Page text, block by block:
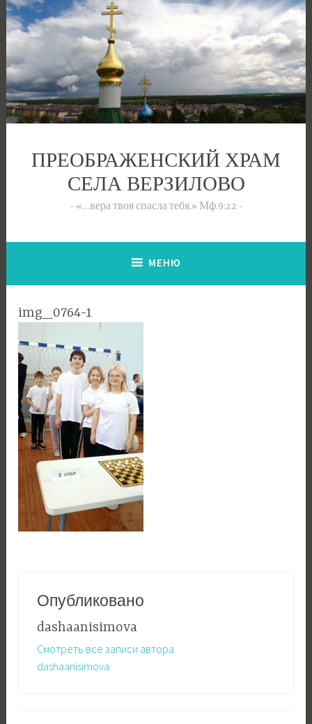
Перейти
к
содержимому
ПРЕОБРАЖЕНСКИЙ ХРАМ
СЕЛА ВЕРЗИЛОВО
«…вера твоя спасла тебя.» Мф.9:22
МЕНЮ
img_0764-1
Опубликовано
dashaanisimova
Смотреть все записи автора
dashaanisimova